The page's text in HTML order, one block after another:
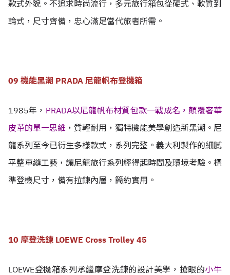
款式外貌。不追求時尚流行，多元旅行箱包從硬式、軟質到
輪式，尺寸齊備，忠心滿足當代旅者所需。
09 機能黑潮 PRADA 尼龍帆布登機箱
1985年， PRADA以尼龍帆布材質包款一戰成名，顛覆奢華
皮革的單一思維 ，質輕耐用，獨特機能美學創造新黑潮。尼
龍系列至今已衍生多樣款式，系列完整。義大利製作的細膩
平整車縫工藝，讓尼龍旅行系列經得起時間及環境考驗。標
準登機尺寸，備有拉鍊內層，簡約實用。
10 摩登洗鍊 LOEWE Cross Trolley 45
LOEWE登機箱系列承繼摩登洗鍊的設計美學，搶眼的小牛